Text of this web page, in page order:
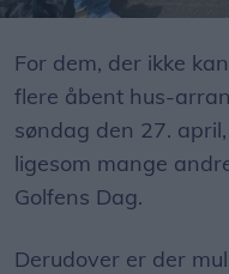
For dem, der ikke
flere åbent hus-
søndag den 27.
ligesom mange
Golfens Dag.
Derudover er der